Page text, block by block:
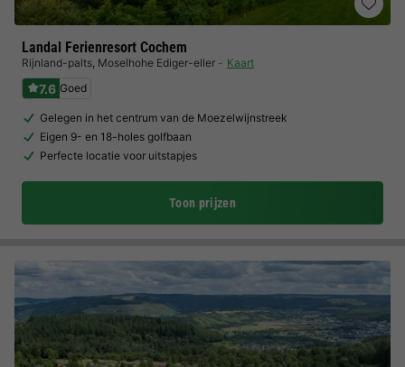
Landal Ferienresort Cochem
Rijnland-palts, Moselhohe Ediger-eller Kaart
7.6 Goed
Gelegen in het centrum van de Moezelwijnstreek
Eigen 9- en 18-holes golfbaan
Perfecte locatie voor uitstapjes
Toon prijzen